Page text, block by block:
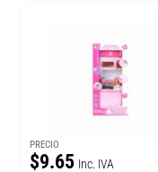
PRECIO
$9.65 Inc. IVA